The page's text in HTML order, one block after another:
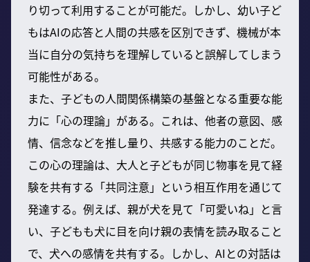
り切って利用することが可能だ。しかし、幼い子ど
もはAIの応答と人間の共感を区別できず、機械が本
当に自分の気持ちを理解していると誤解してしまう
可能性がある。
また、子どもの人間関係構築の基盤となる重要な能
力に「心の理論」がある。これは、他者の意図、感
情、信念などを推し量り、共感する能力のことだ。
この心の理論は、大人と子どもが同じ物事を見て経
験を共有する「共同注意」という相互作用を通じて
発達する。例えば、親が犬を見て「可愛いね」と言
い、子どもも犬に目を向け親の表情を読み取ること
で、犬への感情を共有する。しかし、AIとの対話は